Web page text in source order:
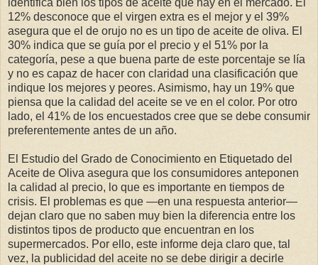
12% desconoce que el virgen extra es el mejor y el 39%
asegura que el de orujo no es un tipo de aceite de oliva. El
30% indica que se guía por el precio y el 51% por la
categoría, pese a que buena parte de este porcentaje se lía
y no es capaz de hacer con claridad una clasificación que
indique los mejores y peores. Asimismo, hay un 19% que
piensa que la calidad del aceite se ve en el color. Por otro
lado, el 41% de los encuestados cree que se debe consumir
preferentemente antes de un año.
El Estudio del Grado de Conocimiento en Etiquetado del
Aceite de Oliva asegura que los consumidores anteponen
la calidad al precio, lo que es importante en tiempos de
crisis. El problemas es que —en una respuesta anterior—
dejan claro que no saben muy bien la diferencia entre los
distintos tipos de producto que encuentran en los
supermercados. Por ello, este informe deja claro que, tal
vez, la publicidad del aceite no se debe dirigir a decirle